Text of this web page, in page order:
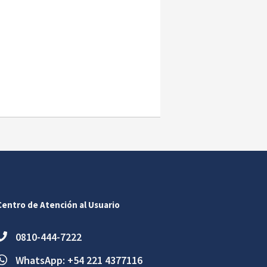
de Atención al Usuario
0810-444-7222
WhatsApp: +54 221 4377116